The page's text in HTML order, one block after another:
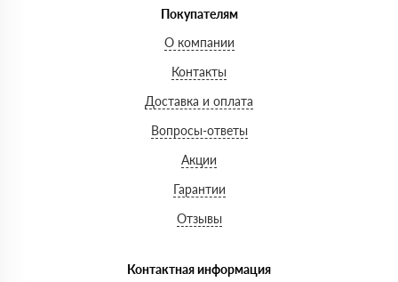
Покупателям
О компании
Контакты
Доставка и оплата
Вопросы-ответы
Акции
Гарантии
Отзывы
Контактная информация